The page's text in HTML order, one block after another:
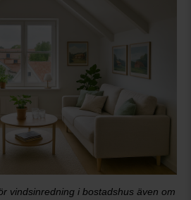
vindsinredning i bostadshus även om